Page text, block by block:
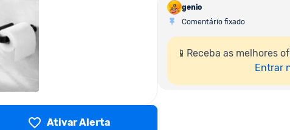
Ativar Alerta
genio
Comentário fixado
📱Receba as melhores
Entrar